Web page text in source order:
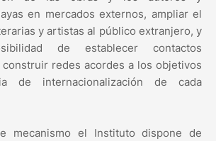
en mercados externos, ampliar el
y artistas al público extranjero, y
de establecer contactos
redes acordes a los objetivos
de internacionalización de cada
mecanismo el Instituto dispone de